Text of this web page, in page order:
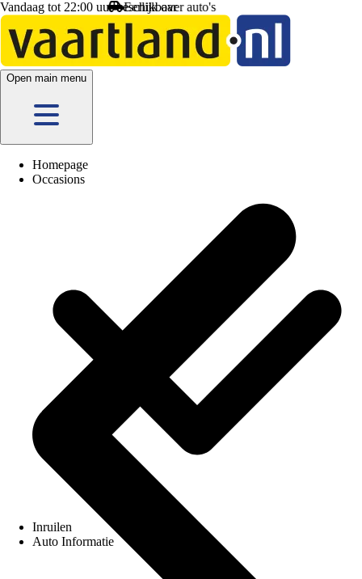
Vandaag tot 22:00 uur beschikbaar
Open main menu
Homepage
Occasions
Inruilen
Auto Informatie